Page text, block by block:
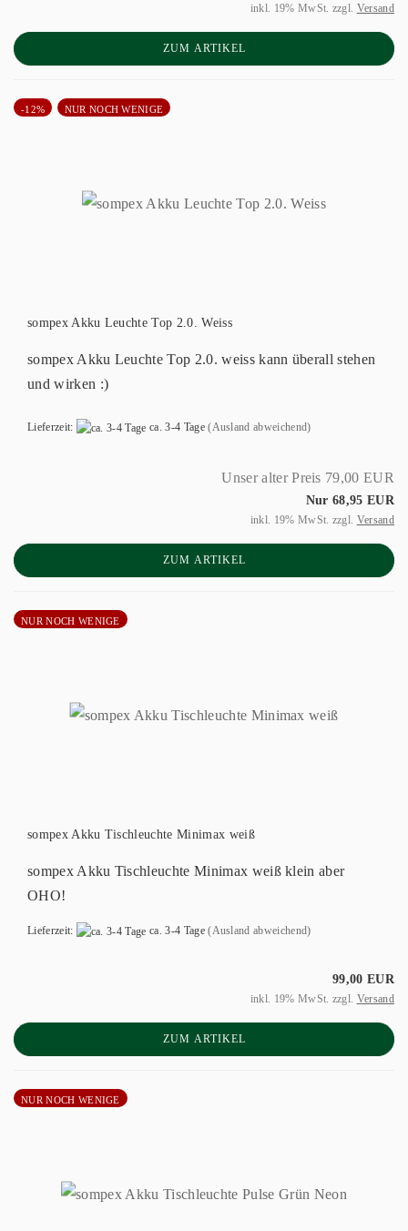
inkl. 19% MwSt. zzgl. Versand
ZUM ARTIKEL
-12% NUR NOCH WENIGE
sompex Akku Leuchte Top 2.0. Weiss
sompex Akku Leuchte Top 2.0. weiss kann überall stehen
und wirken :)
Lieferzeit: ca. 3-4 Tage (Ausland abweichend)
Unser alter Preis 79,00 EUR
Nur 68,95 EUR
inkl. 19% MwSt. zzgl. Versand
ZUM ARTIKEL
NUR NOCH WENIGE
sompex Akku Tischleuchte Minimax weiß
sompex Akku Tischleuchte Minimax weiß klein aber
OHO!
Lieferzeit: ca. 3-4 Tage (Ausland abweichend)
99,00 EUR
inkl. 19% MwSt. zzgl. Versand
ZUM ARTIKEL
NUR NOCH WENIGE